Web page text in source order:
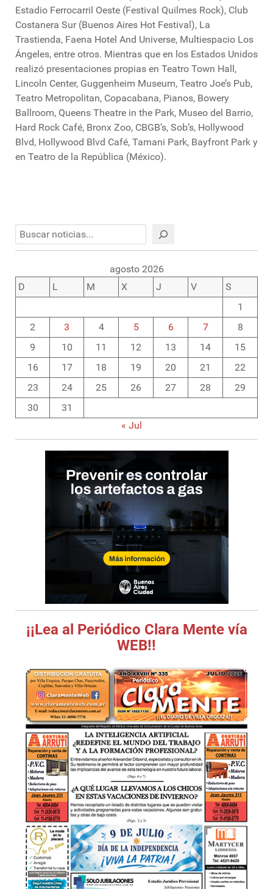
Estadio Ferrocarril Oeste (Festival Quilmes Rock), Club
Costanera Sur (Buenos Aires Hot Festival), La
Trastienda, Faena Hotel And Universe, Multiespacio Los
Ángeles, entre otros. Mientras que en los Estados Unidos
realizó presentaciones propias en Teatro Town Hall,
Lincoln Center, Guggenheim Museum, Teatro Joe’s Pub,
Teatro Metropolitan, Copacabana, Pianos, Bowery
Ballroom, Queens Theatre in the Park, Museo del Barrio,
Hard Rock Café, Bronx Zoo, CBGB’s, Sob’s, Hollywood
Blvd, Hollywood Blvd Café, Tamani Park, Bayfront Park y
en Teatro de la República (México).
Buscar
agosto 2026
D
L M X J V
S
1
2
3 4 5 6 7
8
9
10 11 12 13 14
15
16
17 18 19 20 21
22
23
24 25 26 27 28
29
30
31
« Jul
¡¡Lea al Periódico Clara Mente vía
WEB!!